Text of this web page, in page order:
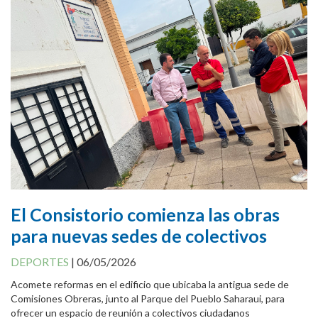
El Consistorio comienza las obras
para nuevas sedes de colectivos
DEPORTES | 06/05/2026
Acomete reformas en el edificio que ubicaba la antigua sede de
Comisiones Obreras, junto al Parque del Pueblo Saharaui, para
ofrecer un espacio de reunión a colectivos ciudadanos
Cookies Policy